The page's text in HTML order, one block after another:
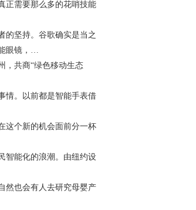
需要那么多的花哨技能
坚持。谷歌确实是当之
眼镜，…
共商“绿色移动生态
。以前都是智能手表借
个新的机会面前分一杯
能化的浪潮。由纽约设
也会有人去研究母婴产